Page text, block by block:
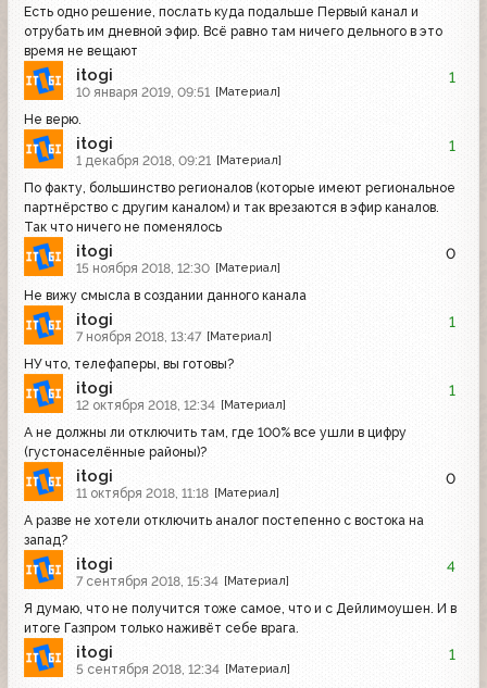
Есть одно решение, послать куда подальше Первый канал и
отрубать им дневной эфир. Всё равно там ничего дельного в это
время не вещают
itogi
10 января 2019, 09:51 [Материал]
1
Не верю.
itogi
1 декабря 2018, 09:21 [Материал]
1
По факту, большинство регионалов (которые имеют региональное
партнёрство с другим каналом) и так врезаются в эфир каналов.
Так что ничего не поменялось
itogi
15 ноября 2018, 12:30 [Материал]
0
Не вижу смысла в создании данного канала
itogi
7 ноября 2018, 13:47 [Материал]
1
НУ что, телефаперы, вы готовы?
itogi
12 октября 2018, 12:34 [Материал]
1
А не должны ли отключить там, где 100% все ушли в цифру
(густонаселённые районы)?
itogi
11 октября 2018, 11:18 [Материал]
0
А разве не хотели отключить аналог постепенно с востока на
запад?
itogi
7 сентября 2018, 15:34 [Материал]
4
Я думаю, что не получится тоже самое, что и с Дейлимоушен. И в
итоге Газпром только наживёт себе врага.
itogi
5 сентября 2018, 12:34 [Материал]
1